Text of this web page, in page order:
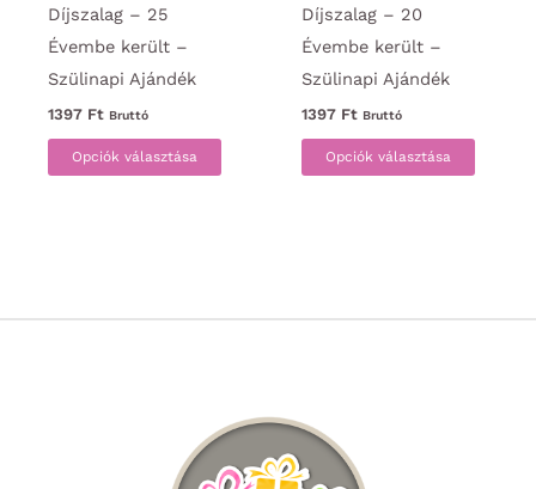
Díjszalag – 25
Évembe került –
Szülinapi Ajándék
1397 Ft Bruttó
Opciók választása
Ennek
a
termékoldalon
választhatók
Díjszalag – 20
Évembe került –
Szülinapi Ajándék
1397 Ft Bruttó
Opciók választása
Ennek
a